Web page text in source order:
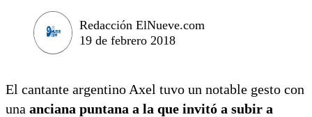
Redacción ElNueve.com
19 de febrero 2018
El cantante argentino Axel tuvo un notable gesto con
una anciana puntana a la que invitó a subir a